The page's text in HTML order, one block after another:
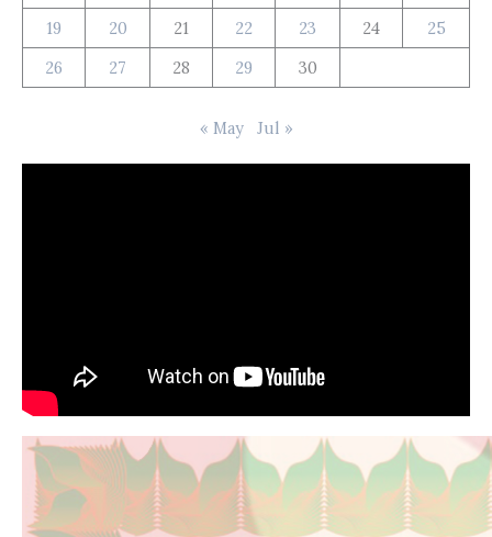
19
20 21 22 23 24
25
26
27 28 29 30
« May Jul »